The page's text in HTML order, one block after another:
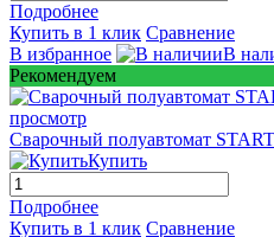
Подробнее
Купить в 1 клик Сравнение
В избранное
В
Рекомендуем
просмотр
Сварочный полуавтомат
Купить
Подробнее
Купить в 1 клик Сравнение